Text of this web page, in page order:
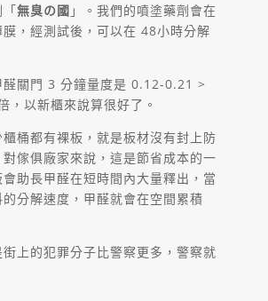
無臭の國 」。我們的噴塗藥劑會在
，經測試後，可以在 48小時分解
醛關門 3 分鐘量度是 0.12-0.21 >
，以新櫃來說算很好了。
桶都有裸板，就是板材沒有封上防
傢俱廠家來說，這是節省成本的一
助長甲醛在短時間內大量釋出，當
分解速度，甲醛就會在空間累積
上的犯罪分子比警察更多，警察就